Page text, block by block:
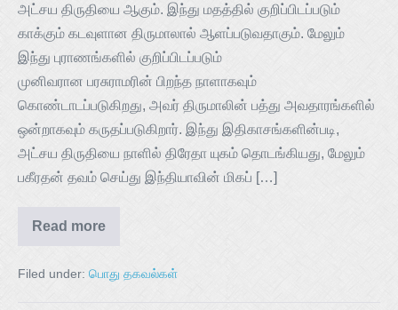
அட்சய திருதியை ஆகும். இந்து மதத்தில் குறிப்பிடப்படும்
காக்கும் கடவுளான திருமாலால் ஆளப்படுவதாகும். மேலும்
இந்து புராணங்களில் குறிப்பிடப்படும்
முனிவரான பரசுராமரின் பிறந்த நாளாகவும்
கொண்டாடப்படுகிறது, அவர் திருமாலின் பத்து அவதாரங்களில்
ஒன்றாகவும் கருதப்படுகிறார். இந்து இதிகாசங்களின்படி,
அட்சய திருதியை நாளில் திரேதா யுகம் தொடங்கியது, மேலும்
பகீரதன் தவம் செய்து இந்தியாவின் மிகப் […]
Read more
Filed under: பொது தகவல்கள்